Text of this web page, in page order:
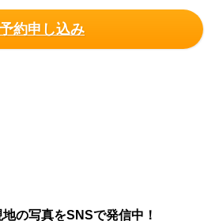
予約申し込み
の写真をSNSで発信中！